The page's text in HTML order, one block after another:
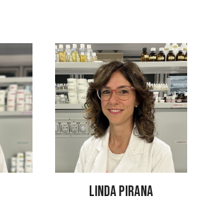
LINDA PIRANA